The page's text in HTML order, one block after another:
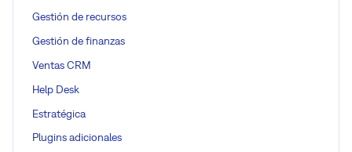
Gestión de recursos
Gestión de finanzas
Ventas CRM
Help Desk
Estratégica
Plugins adicionales